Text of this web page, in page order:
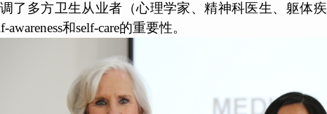
了多方卫生从业者（心理学家、精神科医生、躯体
awareness和self-care的重要性。